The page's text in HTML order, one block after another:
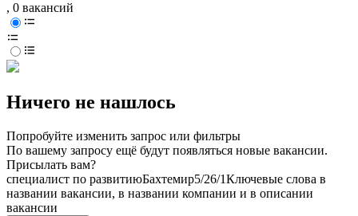
, 0 вакансий
Ничего не нашлось
Попробуйте изменить запрос или фильтры
По вашему запросу ещё будут появляться новые вакансии.
Присылать вам?
специалист по развитиюБахтемир5/26/1Ключевые слова в
названии вакансии, в названии компании и в описании
вакансии